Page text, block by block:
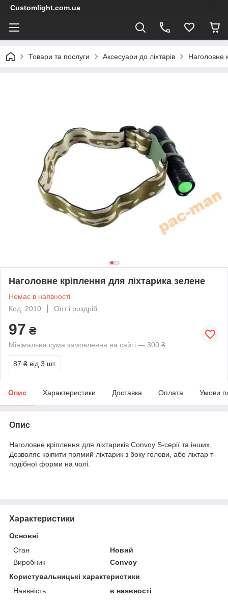
Customlight.com.ua
Товари та послуги Аксесуари до ліхтарів Наголовне
Наголовне кріплення для ліхтарика зелене
Немає в наявності
Код: 2010
Опт і роздріб
97 ₴
Мінімальна сума замовлення на сайті — 300 ₴
87 ₴ від 3 шт.
Опис Характеристики Доставка Оплата Умови
Опис
Наголовне кріплення для ліхтариків Convoy S-серії та інших.
Дозволяє кріпити прямий ліхтарик з боку голови, або ліхтар т-
подібної форми на чолі.
Характеристики
Основні
Стан
Новий
Виробник
Convoy
Користувальницькі характеристики
Наявність
в наявності